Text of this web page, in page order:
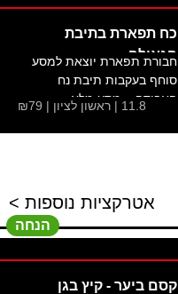
כח תפארת בתיבת
הגאולה -
חבורת תפארת יוצאת למסע
סוחף בעקבות תיבת נח
האבודה – מסע מלא
בהרפתקאות,...
11.8 | ראשון לציון | ₪79
אטרקציות נוספות >
הנחה
קסם ביער - קיץ בגן